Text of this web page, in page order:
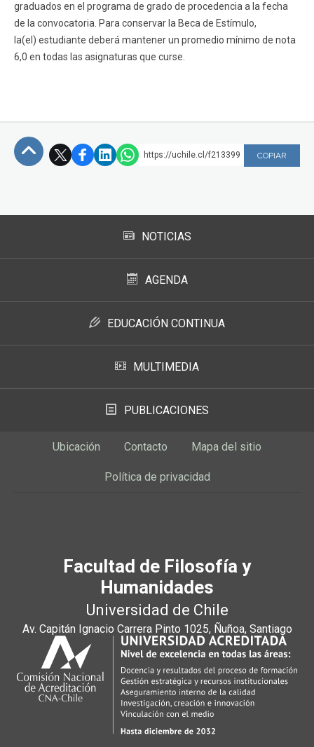
graduados en el programa de grado de procedencia a la fecha
de la convocatoria. Para conservar la Beca de Estímulo,
la(el) estudiante deberá mantener un promedio mínimo de nota
6,0 en todas las asignaturas que curse.
https://uchile.cl/f213399 COPIAR
NOTICIAS
AGENDA
EDUCACIÓN CONTINUA
MULTIMEDIA
PUBLICACIONES
Ubicación Contacto Mapa del sitio
Política de privacidad
Facultad de Filosofía y
Humanidades
Universidad de Chile
Av. Capitán Ignacio Carrera Pinto 1025, Ñuñoa, Santiago